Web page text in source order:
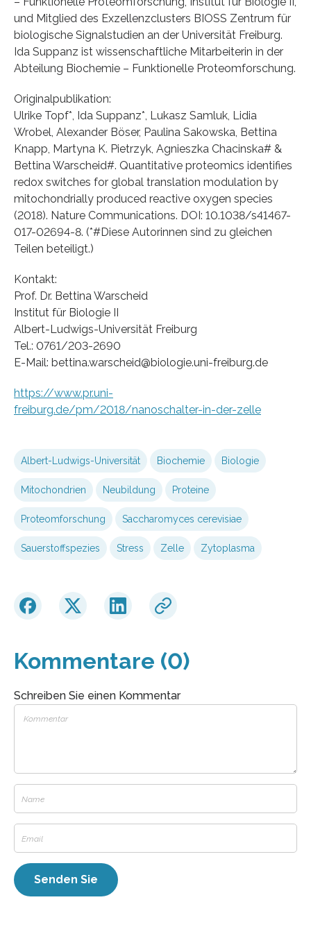
und Mitglied des Exzellenzclusters BIOSS Zentrum für
biologische Signalstudien an der Universität Freiburg.
Ida Suppanz ist wissenschaftliche Mitarbeiterin in der
Abteilung Biochemie – Funktionelle Proteomforschung.
Originalpublikation:
Ulrike Topf*, Ida Suppanz*, Lukasz Samluk, Lidia
Wrobel, Alexander Böser, Paulina Sakowska, Bettina
Knapp, Martyna K. Pietrzyk, Agnieszka Chacinska# &
Bettina Warscheid#. Quantitative proteomics identifies
redox switches for global translation modulation by
mitochondrially produced reactive oxygen species
(2018). Nature Communications. DOI: 10.1038/s41467-
017-02694-8. (*#Diese Autorinnen sind zu gleichen
Teilen beteiligt.)
Kontakt:
Prof. Dr. Bettina Warscheid
Institut für Biologie II
Albert-Ludwigs-Universität Freiburg
Tel.: 0761/203-2690
E-Mail: bettina.warscheid@biologie.uni-freiburg.de
https://www.pr.uni-
freiburg.de/pm/2018/nanoschalter-in-der-zelle
Albert-Ludwigs-Universität Biochemie Biologie
Mitochondrien Neubildung Proteine
Proteomforschung Saccharomyces cerevisiae
Sauerstoffspezies Stress Zelle Zytoplasma
Kommentare (0)
Schreiben Sie einen Kommentar